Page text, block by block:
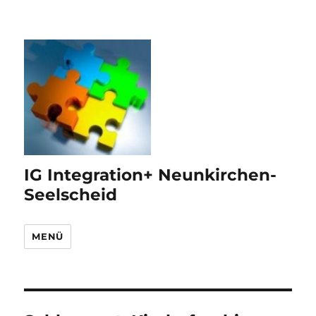
IG Integration+ Neunkirchen-
Seelscheid
MENÜ